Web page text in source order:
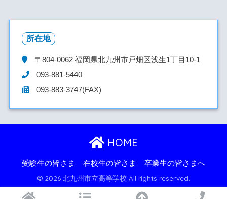
所在地
〒804-0062福岡県北九州市戸畑区浅生1丁目10-1
093-881-5440
093-883-3747(FAX)
HOME
受験生の皆さま 在校生の皆さま 卒業生の皆さまへ
© 2026 北九州市立高等学校 All rights reserved.